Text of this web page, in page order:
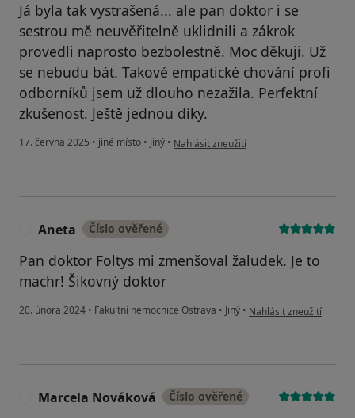
Já byla tak vystrašená... ale pan doktor i se
sestrou mě neuvěřitelně uklidnili a zákrok
provedli naprosto bezbolestně. Moc děkuji. Už
se nebudu bát. Takové empatické chování profi
odborníků jsem už dlouho nezažila. Perfektní
zkušenost. Ještě jednou díky.
17. června 2025 • jiné místo • Jiný • podle názoru uživatele Monika H.
Nahlásit zneužití
Aneta Číslo ověřené
Pan doktor Foltys mi zmenšoval žaludek. Je to
machr! Šikovný doktor
20. února 2024 • Fakultní nemocnice Ostrava • Jiný • podle názoru uživatele
Nahlásit zneužití
Marcela Nováková Číslo ověřené